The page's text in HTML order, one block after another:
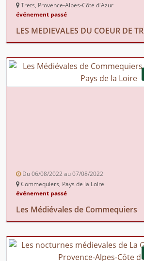
Trets, Provence-Alpes-Côte d'Azur
événement passé
LES MEDIEVALES DU COEUR DE
Du 06/08/2022 au 07/08/2022
Commequiers, Pays de la Loire
événement passé
Les Médiévales de Commequiers